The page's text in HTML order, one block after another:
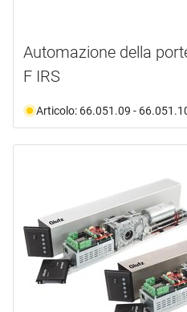
Automazione della
F IRS
Articolo: 66.051.09 -